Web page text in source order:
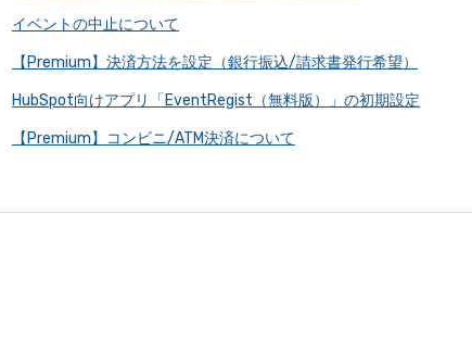
イベントの中止について
【Premium】決済方法を設定（銀行振込/請求書発行希望）
HubSpot向けアプリ「EventRegist（無料版）」の初期設定
【Premium】コンビニ/ATM決済について